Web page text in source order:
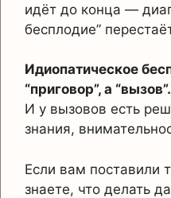
идёт до конца —
бесплодие”
Идиопатическое
“приговор”, а “вызов”.
И у вызовов есть
знания,
Если вам поставили
знаете, что делать